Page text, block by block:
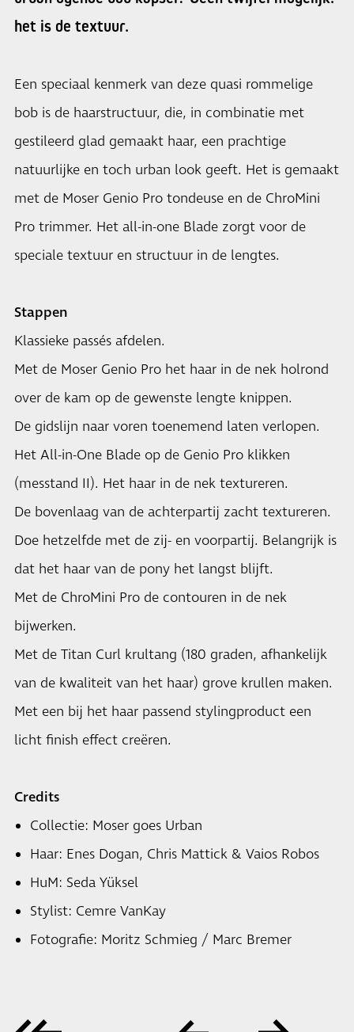
het is de textuur.
Een speciaal kenmerk van deze quasi rommelige
bob is de haarstructuur, die, in combinatie met
gestileerd glad gemaakt haar, een prachtige
natuurlijke en toch urban look geeft. Het is gemaakt
met de Moser Genio Pro tondeuse en de ChroMini
Pro trimmer. Het all-in-one Blade zorgt voor de
speciale textuur en structuur in de lengtes.
Stappen
Klassieke passés afdelen.
Met de Moser Genio Pro het haar in de nek holrond
over de kam op de gewenste lengte knippen.
De gidslijn naar voren toenemend laten verlopen.
Het All-in-One Blade op de Genio Pro klikken
(messtand II). Het haar in de nek textureren.
De bovenlaag van de achterpartij zacht textureren.
Doe hetzelfde met de zij- en voorpartij. Belangrijk is
dat het haar van de pony het langst blijft.
Met de ChroMini Pro de contouren in de nek
bijwerken.
Met de Titan Curl krultang (180 graden, afhankelijk
van de kwaliteit van het haar) grove krullen maken.
Met een bij het haar passend stylingproduct een
licht finish effect creëren.
Credits
Collectie: Moser goes Urban
Haar: Enes Dogan, Chris Mattick & Vaios Robos
HuM: Seda Yüksel
Stylist: Cemre VanKay
Fotografie: Moritz Schmieg / Marc Bremer